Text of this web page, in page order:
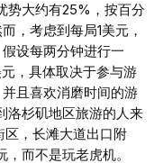
势大约有25%，按百分
，考虑到每局1美元，
设每两分钟进行一
，具体取决于参与游
且喜欢消磨时间的游
杉矶地区旅游的人来
，长滩大道出口附
而不是玩老虎机。